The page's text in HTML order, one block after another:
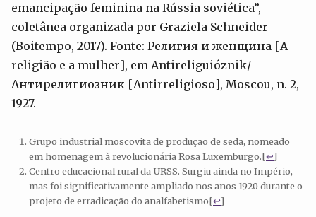
emancipação feminina na Rússia soviética”,
coletânea organizada por Graziela Schneider
(Boitempo, 2017). Fonte: Религия и женщина [A
religião e a mulher], em Antireliguióznik/
Антирелигиозник [Antirreligioso], Moscou, n. 2,
1927.
Grupo industrial moscovita de produção de seda, nomeado
em homenagem à revolucionária Rosa Luxemburgo.[↩]
Centro educacional rural da URSS. Surgiu ainda no Império,
mas foi significativamente ampliado nos anos 1920 durante o
projeto de erradicação do analfabetismo[↩]